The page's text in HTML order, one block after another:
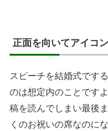
正面を向いてアイコ
スピーチを結婚式です
のは想定内のことです
稿を読んでしまい最後
くのお祝いの席なのに